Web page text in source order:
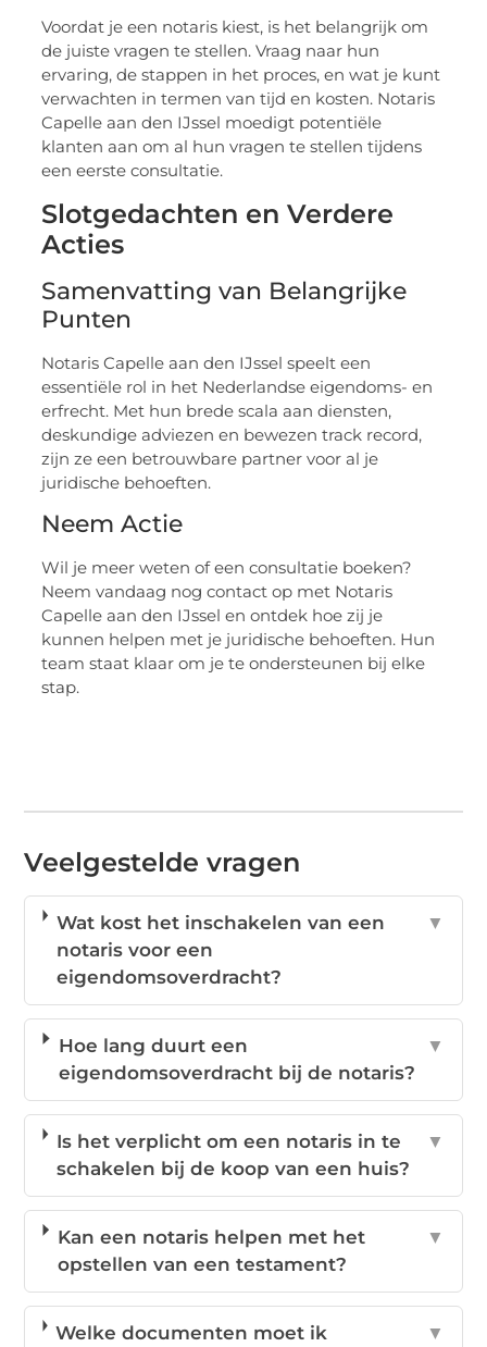
Voordat je een notaris kiest, is het belangrijk om
de juiste vragen te stellen. Vraag naar hun
ervaring, de stappen in het proces, en wat je kunt
verwachten in termen van tijd en kosten. Notaris
Capelle aan den IJssel moedigt potentiële
klanten aan om al hun vragen te stellen tijdens
een eerste consultatie.
Slotgedachten en Verdere
Acties
Samenvatting van Belangrijke
Punten
Notaris Capelle aan den IJssel speelt een
essentiële rol in het Nederlandse eigendoms- en
erfrecht. Met hun brede scala aan diensten,
deskundige adviezen en bewezen track record,
zijn ze een betrouwbare partner voor al je
juridische behoeften.
Neem Actie
Wil je meer weten of een consultatie boeken?
Neem vandaag nog contact op met Notaris
Capelle aan den IJssel en ontdek hoe zij je
kunnen helpen met je juridische behoeften. Hun
team staat klaar om je te ondersteunen bij elke
stap.
Veelgestelde vragen
Wat kost het inschakelen van een
notaris voor een
eigendomsoverdracht?
▼
Hoe lang duurt een
eigendomsoverdracht bij de notaris?
▼
Is het verplicht om een notaris in te
schakelen bij de koop van een huis?
▼
Kan een notaris helpen met het
opstellen van een testament?
▼
Welke documenten moet ik
▼